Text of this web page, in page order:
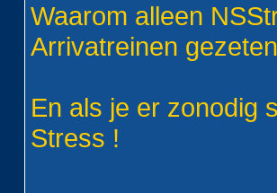
Waarom alleen
Arrivatreinen
En als je er zonodig
Stress !